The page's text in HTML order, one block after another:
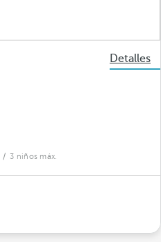
Detalles
/ 3 niños máx.